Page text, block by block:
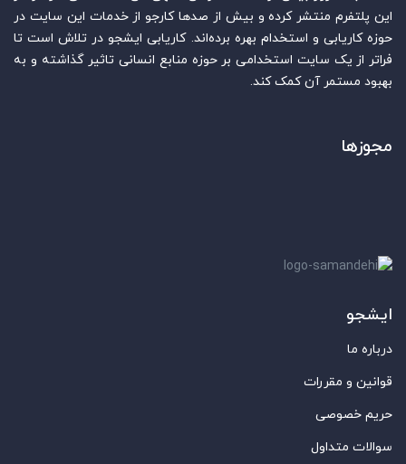
این پلتفرم منتشر کرده و بیش از صدها کارجو از خدمات این سایت در
حوزه کاریابی و استخدام بهره برده‌اند. کاریابی ایشجو در تلاش است تا
فراتر از یک سایت استخدامی بر حوزه منابع انسانی تاثیر گذاشته و به
بهبود مستمر آن کمک کند.
مجوزها
ایشجو
درباره ما
قوانین و مقررات
حریم خصوصی
سوالات متداول